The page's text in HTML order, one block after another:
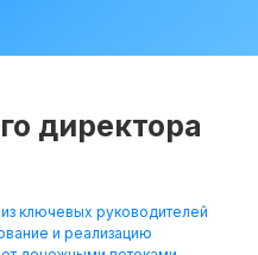
директора
ключевых руководителей
и реализацию